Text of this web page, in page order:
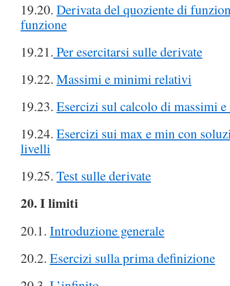
19.20. Derivata del quoziente di
funzione
19.21. Per esercitarsi sulle derivate
19.22. Massimi e minimi relativi
19.23. Esercizi sul calcolo di massimi
19.24. Esercizi sui max e min con
livelli
19.25. Test sulle derivate
20. I limiti
20.1. Introduzione generale
20.2. Esercizi sulla prima definizione